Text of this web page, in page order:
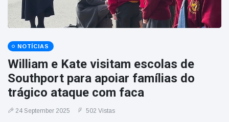
NOTÍCIAS
William e Kate visitam escolas de
Southport para apoiar famílias do
trágico ataque com faca
24 September 2025 502 Vistas